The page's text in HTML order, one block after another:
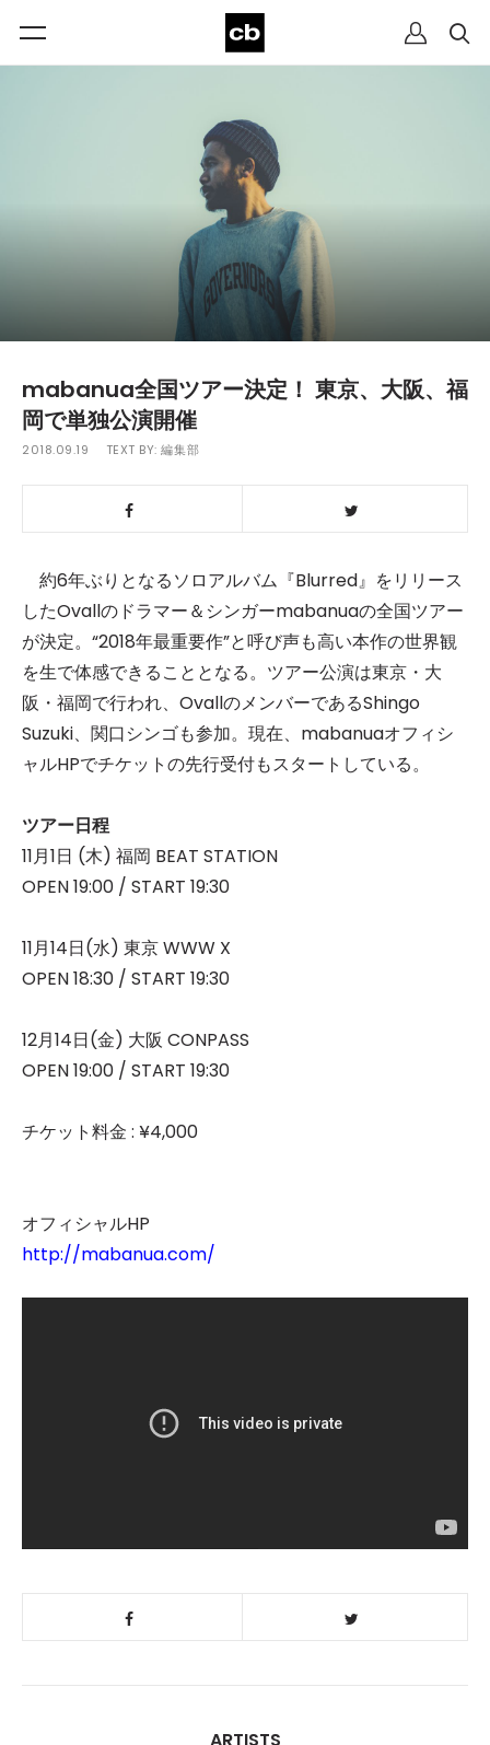
mabanua全国ツアー決定！ 東京、大阪、福
岡で単独公演開催
2018.09.19 TEXT BY:編集部
約6年ぶりとなるソロアルバム『Blurred』をリリース
したOvallのドラマー＆シンガーmabanuaの全国ツアー
が決定。“2018年最重要作”と呼び声も高い本作の世界観
を生で体感できることとなる。ツアー公演は東京・大
阪・福岡で行われ、OvallのメンバーであるShingo
Suzuki、関口シンゴも参加。現在、mabanuaオフィシ
ャルHPでチケットの先行受付もスタートしている。
ツアー日程
11月1日 (木) 福岡 BEAT STATION
OPEN 19:00 / START 19:30
11月14日(水) 東京 WWW X
OPEN 18:30 / START 19:30
12月14日(金) 大阪 CONPASS
OPEN 19:00 / START 19:30
チケット料金 : ¥4,000
オフィシャルHP
http://mabanua.com/
ARTISTS